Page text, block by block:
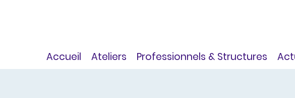
Accueil Ateliers Professionnels & Structures